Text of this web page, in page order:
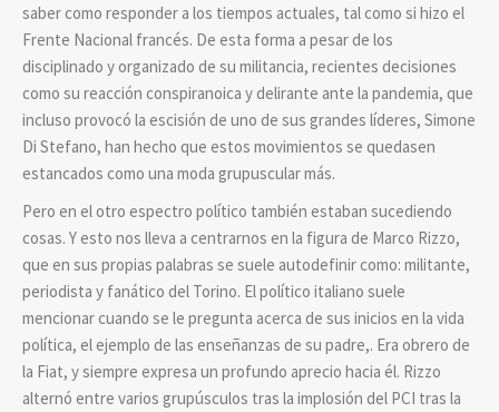
saber como responder a los tiempos actuales, tal como si hizo el
Frente Nacional francés. De esta forma a pesar de los
disciplinado y organizado de su militancia, recientes decisiones
como su reacción conspiranoica y delirante ante la pandemia, que
incluso provocó la escisión de uno de sus grandes líderes, Simone
Di Stefano, han hecho que estos movimientos se quedasen
estancados como una moda grupuscular más.
Pero en el otro espectro político también estaban sucediendo
cosas. Y esto nos lleva a centrarnos en la figura de Marco Rizzo,
que en sus propias palabras se suele autodefinir como: militante,
periodista y fanático del Torino. El político italiano suele
mencionar cuando se le pregunta acerca de sus inicios en la vida
política, el ejemplo de las enseñanzas de su padre,. Era obrero de
la Fiat, y siempre expresa un profundo aprecio hacia él. Rizzo
alternó entre varios grupúsculos tras la implosión del PCI tras la